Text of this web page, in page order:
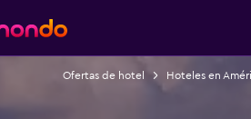
Ofertas de hotel Hoteles en